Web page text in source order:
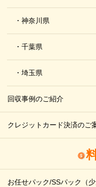
・神奈川県
・千葉県
・埼玉県
回収事例のご紹介
クレジットカード決済のご
お任せパック/SSパック （